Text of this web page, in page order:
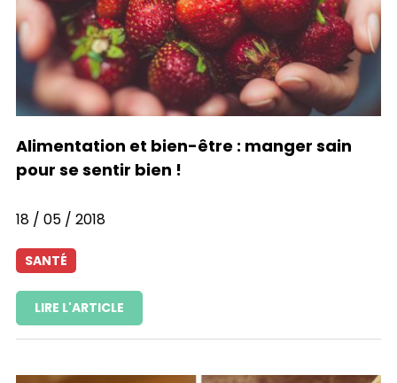
Alimentation et bien-être : manger sain
pour se sentir bien !
18 / 05 / 2018
SANTÉ
LIRE L'ARTICLE